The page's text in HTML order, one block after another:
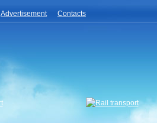
Advertisement Contacts